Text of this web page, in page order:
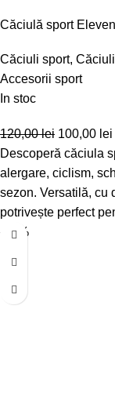
Căciulă sport
Căciuli sport,
Accesorii sport
In stoc
120,00lei 100,00 lei
Descoperă căciula
alergare, ciclism,
sezon. Versatilă, cu
potrivește perfect
-25%